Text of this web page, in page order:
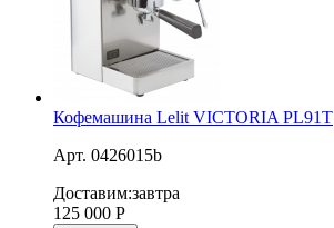
Кофемашина Lelit VICTORIA PL91T
Арт. 0426015b
Доставим:завтра
125 000 Р